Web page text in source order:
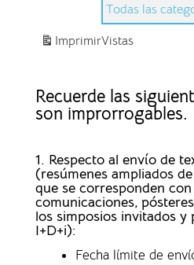
Todas las
ImprimirVistas
Recuerde las
son improrrogables.
1. Respecto al envío de
(resúmenes ampliados
que se corresponden con
comunicaciones,
los simposios invitados y
I+D+i):
Fecha límite de